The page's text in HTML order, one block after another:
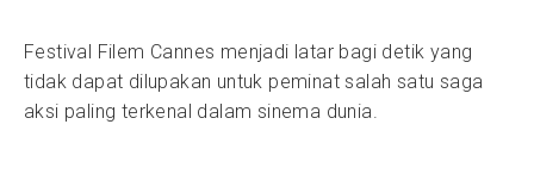
Festival Filem Cannes menjadi latar bagi detik yang
tidak dapat dilupakan untuk peminat salah satu saga
aksi paling terkenal dalam sinema dunia.